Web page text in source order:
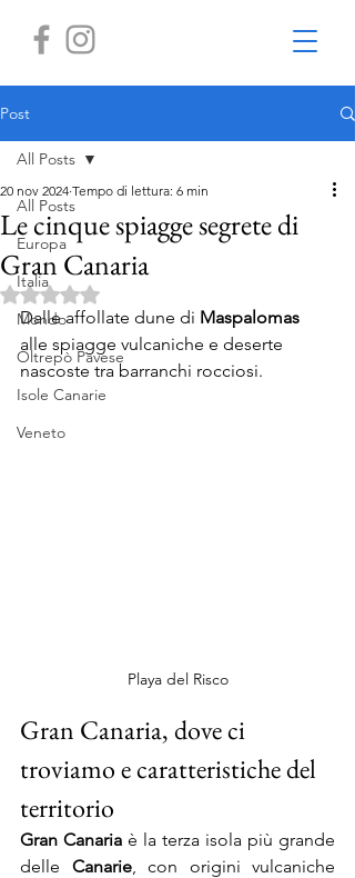
Post
All Posts
Europa
Italia
Mondo
Oltrepò Pavese
Isole Canarie
Veneto
All Posts
Le cinque spiagge segrete di
Gran Canaria
20 nov 2024 Tempo di lettura: 6 min
Valutazione NaN stelle su 5.
Dalle affollate dune di Maspalomas
alle spiagge vulcaniche e deserte
nascoste tra barranchi rocciosi.
Playa del Risco
Gran Canaria, dove ci
troviamo e caratteristiche del
territorio
Gran Canaria è la terza isola più grande
delle Canarie, con origini vulcaniche